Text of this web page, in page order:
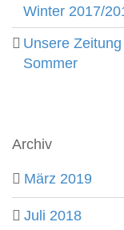
Winter 2017/
Unsere
Sommer
Archiv
März 2019
Juli 2018